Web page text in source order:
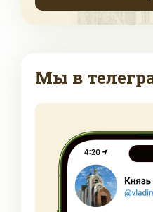
Мы в